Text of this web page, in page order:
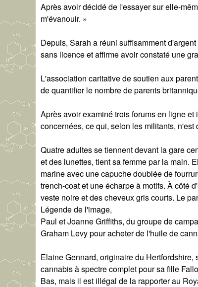
Après avoir décidé de l'essayer sur elle-
m'évanouir. »
Depuis, Sarah a réuni suffisamment
sans licence et affirme avoir constaté une
L'association caritative de soutien aux
de quantifier le nombre de parents
Après avoir examiné trois forums en ligne
concernées, ce qui, selon les militants,
Quatre adultes se tiennent devant la gare
et des lunettes, tient sa femme par la main.
marine avec une capuche doublée de
trench-coat et une écharpe à motifs. À côté
veste noire et des cheveux gris courts. Le
Légende de l'image,
Paul et Joanne Griffiths, du groupe de
Graham Levy pour acheter de l'huile de
Elaine Gennard, originaire du
cannabis à spectre complet pour sa fille
Bas, mais il est illégal de la rapporter au